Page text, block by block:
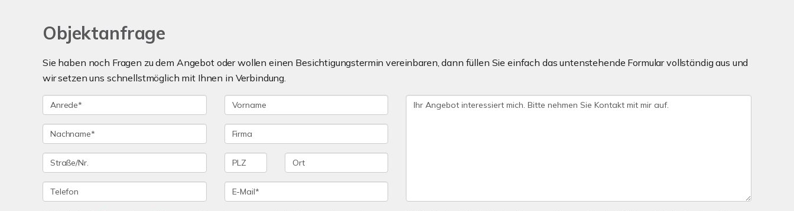
Objektanfrage
Sie haben noch Fragen zu dem Angebot oder wollen einen Besichtigungstermin vereinbaren, dann füllen Sie einfach das untenstehende Formular vollständig aus und
wir setzen uns schnellstmöglich mit Ihnen in Verbindung.